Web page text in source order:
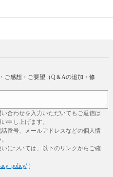
ご感想・ご要望（Q＆Aの追加・修
合わせを入力いただいてもご返信は
申し上げます。
番号、メールアドレスなどの個人情
については、以下のリンクからご確
）